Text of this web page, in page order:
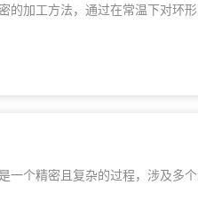
加工方法，通过在常温下对环
个精密且复杂的过程，涉及多